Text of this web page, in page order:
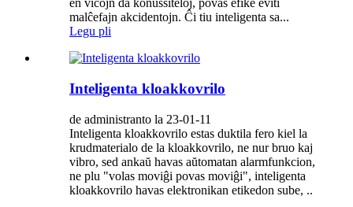
en vicojn da konussiteloj, povas efike eviti
malĉefajn akcidentojn. Ĉi tiu inteligenta sa...
Legu pli
Inteligenta kloakkovrilo
de administranto la 23-01-11
Inteligenta kloakkovrilo estas duktila fero kiel la
krudmaterialo de la kloakkovrilo, ne nur bruo kaj
vibro, sed ankaŭ havas aŭtomatan alarmfunkcion,
ne plu "volas moviĝi povas moviĝi", inteligenta
kloakkovrilo havas elektronikan etikedon sube, ..
.